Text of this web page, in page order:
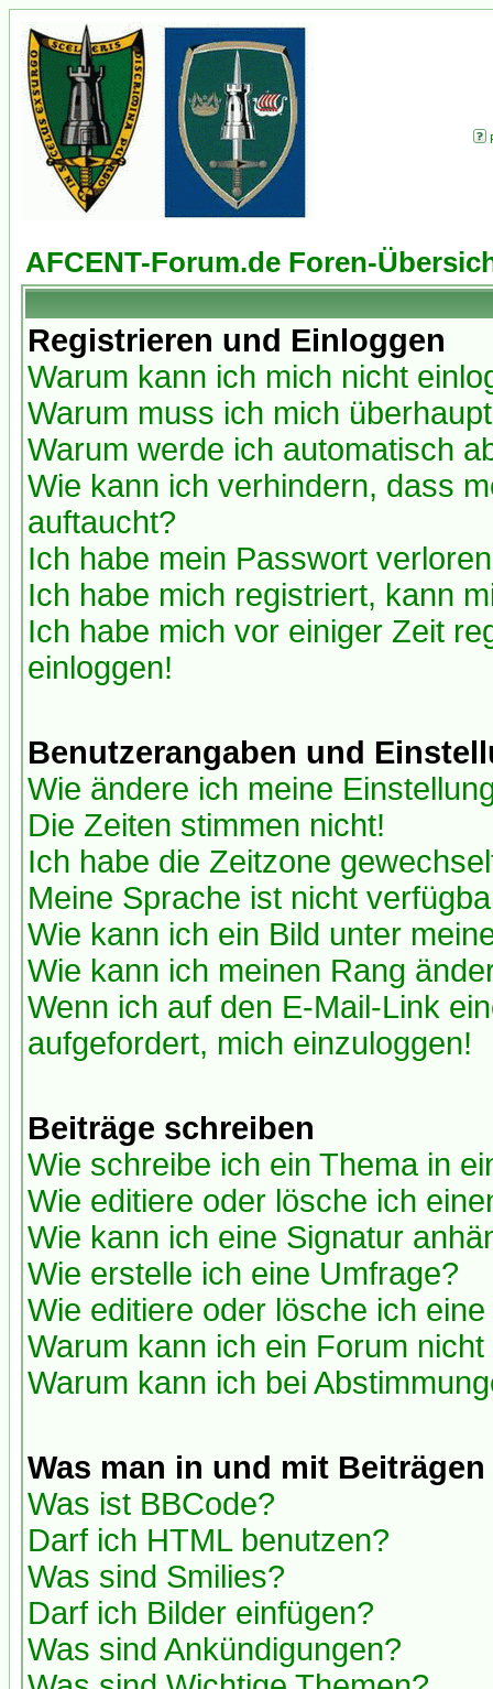
AFCENT-Forum.de Foren-
Registrieren und Einloggen
Warum kann ich mich nicht
Warum muss ich mich
Warum werde ich automatisch
Wie kann ich verhindern, dass
auftaucht?
Ich habe mein Passwort
Ich habe mich registriert, kann
Ich habe mich vor einiger Zeit
einloggen!
Benutzerangaben und
Wie ändere ich meine
Die Zeiten stimmen nicht!
Ich habe die Zeitzone
Meine Sprache ist nicht
Wie kann ich ein Bild unter
Wie kann ich meinen Rang
Wenn ich auf den E-Mail-Link
aufgefordert, mich einzuloggen!
Beiträge schreiben
Wie schreibe ich ein Thema in
Wie editiere oder lösche ich
Wie kann ich eine Signatur
Wie erstelle ich eine Umfrage?
Wie editiere oder lösche ich
Warum kann ich ein Forum
Warum kann ich bei
Was man in und mit
Was ist BBCode?
Darf ich HTML benutzen?
Was sind Smilies?
Darf ich Bilder einfügen?
Was sind Ankündigungen?